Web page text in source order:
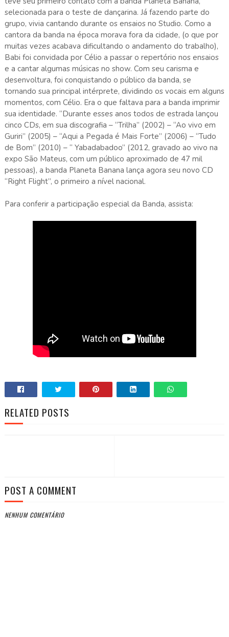
selecionada para o teste de dançarina. Já fazendo parte do
grupo, vivia cantando durante os ensaios no Studio. Como a
cantora da banda na época morava fora da cidade, (o que por
muitas vezes acabava dificultando o andamento do trabalho),
Babi foi convidada por Célio a passar o repertório nos ensaios
e a cantar algumas músicas no show. Com seu carisma e
desenvoltura, foi conquistando o público da banda, se
tornando sua principal intérprete, dividindo os vocais em alguns
momentos, com Célio. Era o que faltava para a banda imprimir
sua identidade. “Durante esses anos todos de estrada lançou
cinco CDs, em sua discografia – “Trilha” (2002) – “Ao vivo em
Guriri” (2005) – “Aqui a Pegada é Mais Forte” (2006) – “Tudo
de Bom” (2010) – “ Yabadabadoo” (2012, gravado ao vivo na
expo São Mateus, com um público aproximado de 47 mil
pessoas), a banda Planeta Banana lança agora seu novo CD
“Right Flight”, o primeiro a nível nacional.
Para conferir a participação especial da Banda, assista:
RELATED POSTS
POST A COMMENT
NENHUM COMENTÁRIO